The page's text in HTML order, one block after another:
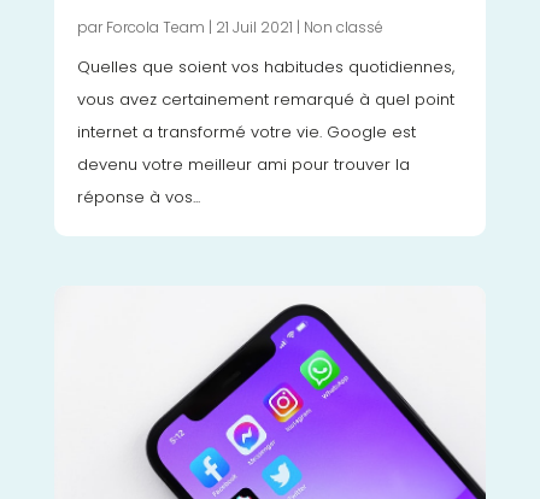
par Forcola Team | 21 Juil 2021 | Non classé
Quelles que soient vos habitudes quotidiennes,
vous avez certainement remarqué à quel point
internet a transformé votre vie. Google est
devenu votre meilleur ami pour trouver la
réponse à vos...